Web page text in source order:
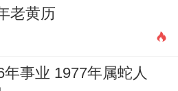
老黄历
事业 1977年属蛇人